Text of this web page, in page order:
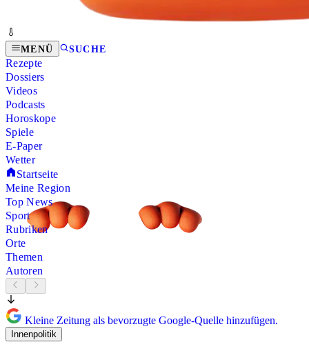
MENÜ SUCHE
Rezepte
Dossiers
Videos
Podcasts
Horoskope
Spiele
E-Paper
Wetter
Startseite
Meine Region
Top News
Sport
Rubriken
Orte
Themen
Autoren
Kleine Zeitung als bevorzugte Google-Quelle hinzufügen.
Innenpolitik